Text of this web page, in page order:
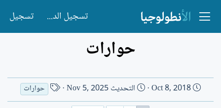
تسجيل الدخول تسجيل
حوارات
ت
ا
Oct 8, 2018 التحديثNov 5, 2025
ا
س
حوارات